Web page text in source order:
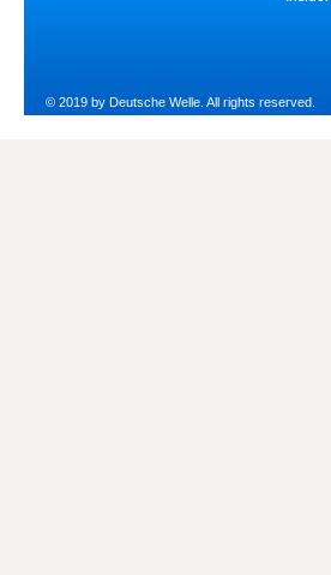
© 2019 by Deutsche Welle. All rights reserved.